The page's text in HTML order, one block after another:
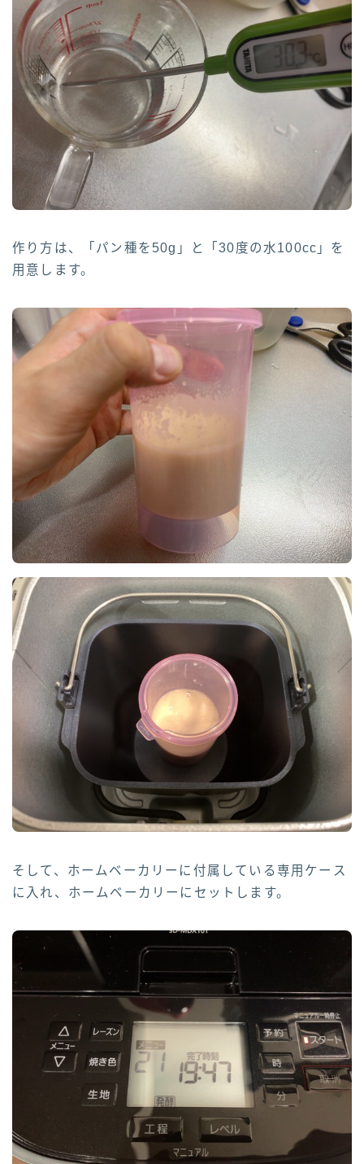
作り方は、「パン種を50g」と「30度の水100cc」を
用意します。
そして、ホームベーカリーに付属している専用ケース
に入れ、ホームベーカリーにセットします。